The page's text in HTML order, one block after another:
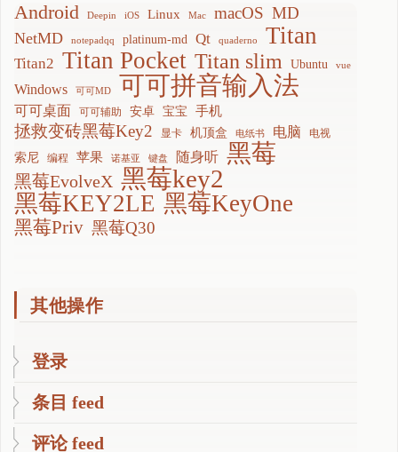
Android Deepin iOS Linux Mac macOS MD
NetMD notepadqq platinum-md Qt quaderno Titan
Titan2 Titan Pocket Titan slim Ubuntu vue
Windows 可可MD 可可拼音输入法
可可桌面 可可辅助 安卓 宝宝 手机
拯救变砖黑莓Key2 显卡 机顶盒 电纸书 电脑 电视
索尼 编程 苹果 诺基亚 键盘 随身听 黑莓
黑莓EvolveX 黑莓key2
黑莓KEY2LE 黑莓KeyOne
黑莓Priv 黑莓Q30
其他操作
登录
条目 feed
评论 feed